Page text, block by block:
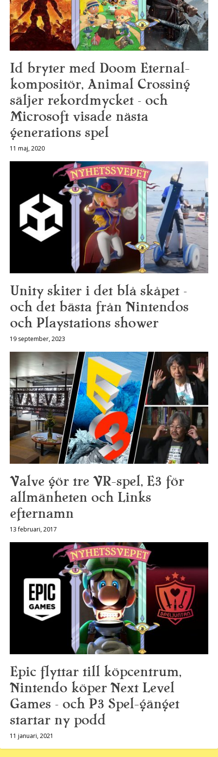
Id bryter med Doom Eternal-
kompositör, Animal Crossing
säljer rekordmycket – och
Microsoft visade nästa
generations spel
11 maj, 2020
Unity skiter i det blå skåpet –
och det bästa från Nintendos
och Playstations shower
19 september, 2023
Valve gör tre VR-spel, E3 för
allmänheten och Links
efternamn
13 februari, 2017
Epic flyttar till köpcentrum,
Nintendo köper Next Level
Games – och P3 Spel-gänget
startar ny podd
11 januari, 2021